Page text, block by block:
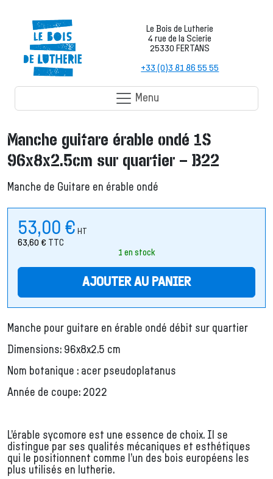
Le Bois de Lutherie
4 rue de la Scierie
25330 FERTANS
+33 (0)3 81 86 55 55
Menu
Manche guitare érable ondé 1S
96x8x2.5cm sur quartier – B22
Manche de Guitare en érable ondé
53,00 € HT
63,60 € TTC
1 en stock
AJOUTER AU PANIER
Manche pour guitare en érable ondé débit sur quartier
Dimensions: 96x8x2.5 cm
Nom botanique : acer pseudoplatanus
Année de coupe: 2022
L’érable sycomore est une essence de choix. Il se
distingue par ses qualités mécaniques et esthétiques
qui le positionnent comme l’un des bois européens les
plus utilisés en lutherie.